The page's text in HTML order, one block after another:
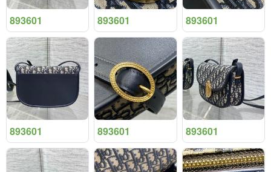
893601 893601 893601
893601 893601 893601